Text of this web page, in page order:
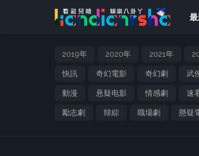
2019年 2020年 2021年
快訊 奇幻電影 奇幻劇 武
動漫 悬疑电影 情感劇 速
勵志劇 韓綜 職場劇 懸疑